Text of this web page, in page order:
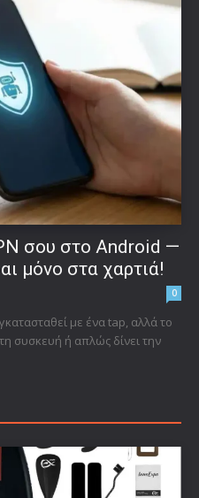
σου στο Android —
μόνο στα χαρτιά!
0
με ένα tap, αλλά το
συσκευή ή απλώς δίνει την